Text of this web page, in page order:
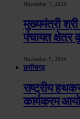
November 7, 2024
मुख्यमंत्री
पंचायत क्षेत्र
November 5, 2024
छत्तीसगढ़
राष्ट्रीय
कार्यक्रम